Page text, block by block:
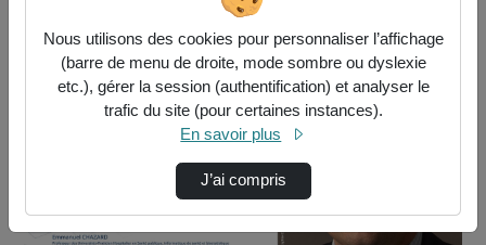
Libérer la recherche sur les données, en gén…
Lire
Nous utilisons des cookies pour personnaliser l’affichage
(barre de menu de droite, mode sombre ou dyslexie
etc.), gérer la session (authentification) et analyser le
trafic du site (pour certaines instances).
En savoir plus
J’ai compris